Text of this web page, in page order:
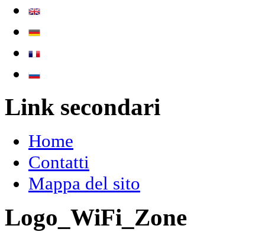
Link secondari
Home
Contatti
Mappa del sito
Logo_WiFi_Zone